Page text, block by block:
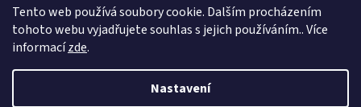
Tento web používá soubory cookie. Dalším procházením
tohoto webu vyjadřujete souhlas s jejich používáním.. Více
informacízde.
Nastavení
www.fleg.cz
Vytvořil Shoptet